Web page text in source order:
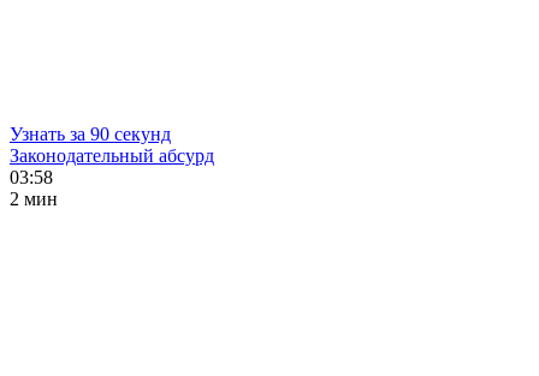
Узнать за 90 секунд
Законодательный абсурд
03:58
2 мин